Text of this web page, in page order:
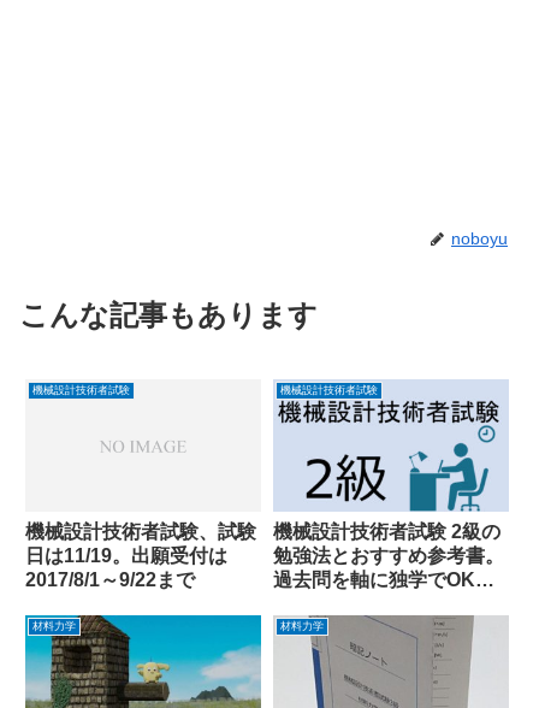
noboyu
こんな記事もあります
機械設計技術者試験
機械設計技術者試験、試験
日は11/19。出願受付は
2017/8/1～9/22まで
機械設計技術者試験
機械設計技術者試験 2級の
勉強法とおすすめ参考書。
過去問を軸に独学でOKで
材料力学 材料力学